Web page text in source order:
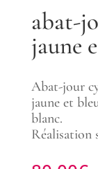
abat-
jaune
Abat-jour
jaune et
blanc.
Réalisation